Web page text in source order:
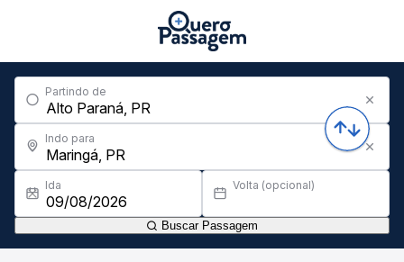
Partindo de
Indo para
Ida Volta (opcional)
Buscar Passagem